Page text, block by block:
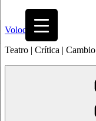
contenido
Volodia
Teatro | Crítica | Cambio